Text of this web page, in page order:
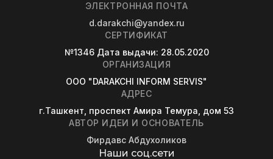
ЭЛЕКТРОННАЯ ПОЧТА
d.darakchi@yandex.ru
СЕРТИФИКАТ
№1346 Дата выдачи: 28.05.2020
ОРГАНИЗАЦИЯ
OOO "DARAKCHI INFORM SERVIS"
АДРЕС
г.Ташкент, проспект Амира Темура, дом 53
АВТОР ИДЕИ И ОСНОВАТЕЛЬ
Фирдавс Абдухоликов
Наши соц.сети